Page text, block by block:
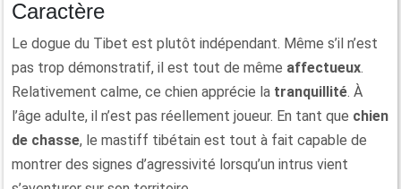
Caractère
Le dogue du Tibet est plutôt indépendant. Même s’il n’est
pas trop démonstratif, il est tout de même affectueux.
Relativement calme, ce chien apprécie la tranquillité. À
l’âge adulte, il n’est pas réellement joueur. En tant que chien
de chasse, le mastiff tibétain est tout à fait capable de
montrer des signes d’agressivité lorsqu’un intrus vient